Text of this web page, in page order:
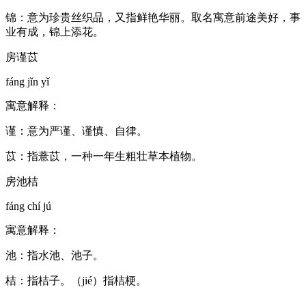
锦：意为珍贵丝织品，又指鲜艳华丽。取名寓意前途美好，事
业有成，锦上添花。
房谨苡
fáng jǐn yǐ
寓意解释：
谨：意为严谨、谨慎、自律。
苡：指薏苡，一种一年生粗壮草本植物。
房池桔
fáng chí jú
寓意解释：
池：指水池、池子。
桔：指桔子。（jié）指桔梗。